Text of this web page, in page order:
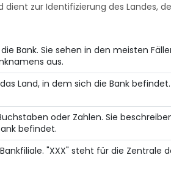
dient zur Identifizierung des Landes,
Bank. Sie sehen in den meisten
aus.
Land, in dem sich die Bank befindet.
oder Zahlen. Sie
befindet.
"XXX" steht für die Zentrale